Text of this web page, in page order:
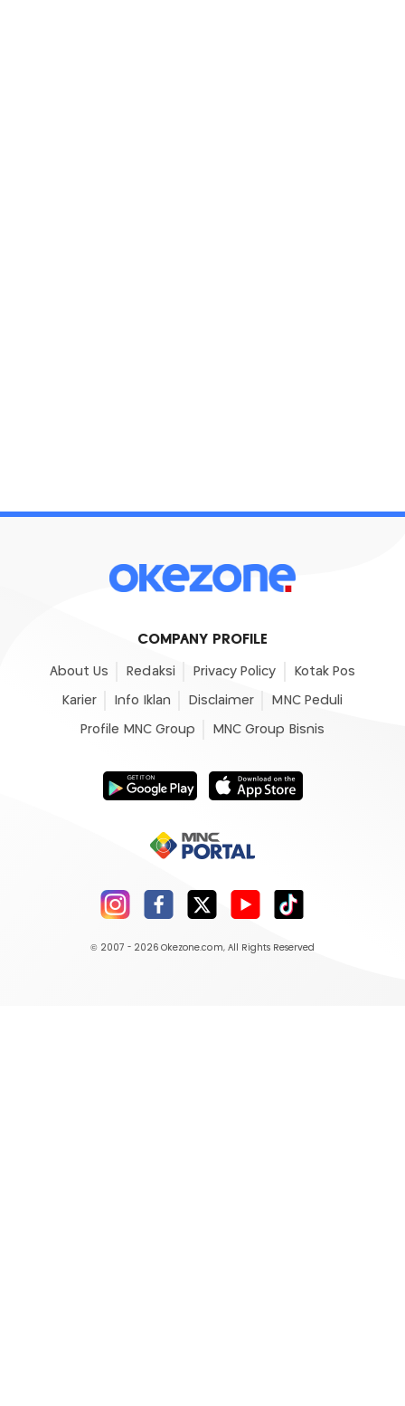
COMPANY PROFILE
About Us Redaksi Privacy Policy Kotak Pos
Karier Info Iklan Disclaimer MNC Peduli
Profile MNC Group MNC Group Bisnis
© 2007 - 2026 Okezone.com, All Rights Reserved